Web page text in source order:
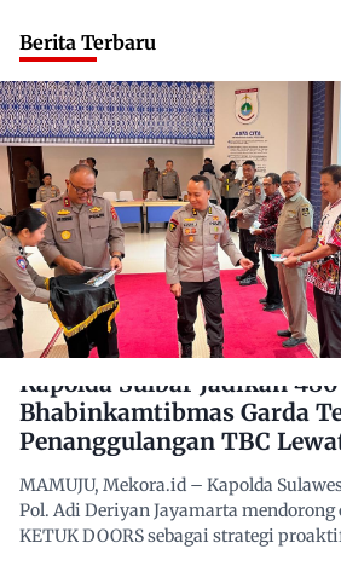
Berita Terbaru
Kapolda Sulbar Jadikan 480
Bhabinkamtibmas Garda
Penanggulangan TBC
DOORS di 650 Desa
MAMUJU, Mekora.id – Kapolda
Pol. Adi Deriyan Jayamarta
KETUK DOORS sebagai strategi